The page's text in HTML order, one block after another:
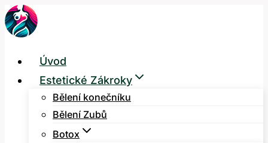
Přeskočit
na
Úvod
Estetické Zákroky
Bělení konečníku
Bělení Zubů
Botox